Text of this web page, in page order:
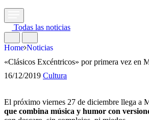
Todas las noticias
Home Noticias
«Clásicos Excéntricos» por primera vez en
16/12/2019 Cultura
El próximo viernes 27 de diciembre llega a
que combina música y humor con